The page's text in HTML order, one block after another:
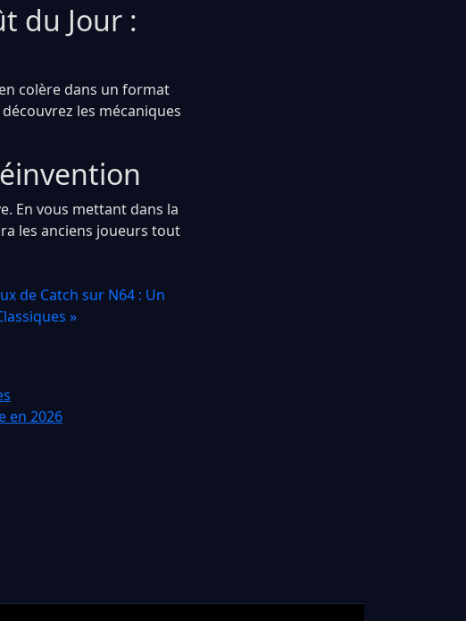
du Jour :
colère dans un format
les mécaniques
En vous mettant dans la
les anciens joueurs tout
de Catch sur N64 : Un
»
en 2026